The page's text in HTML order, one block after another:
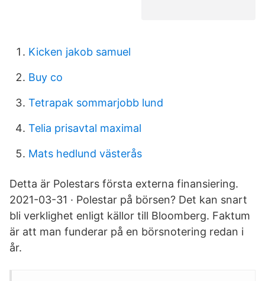
Kicken jakob samuel
Buy co
Tetrapak sommarjobb lund
Telia prisavtal maximal
Mats hedlund västerås
Detta är Polestars första externa finansiering.
2021-03-31 · Polestar på börsen? Det kan snart
bli verklighet enligt källor till Bloomberg. Faktum
är att man funderar på en börsnotering redan i
år.